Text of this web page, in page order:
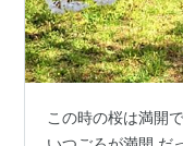
この時の桜は満開